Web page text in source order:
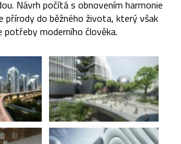
Návrh počítá s obnovením harmonie
přírody do běžného života, který však
potřeby moderního člověka.